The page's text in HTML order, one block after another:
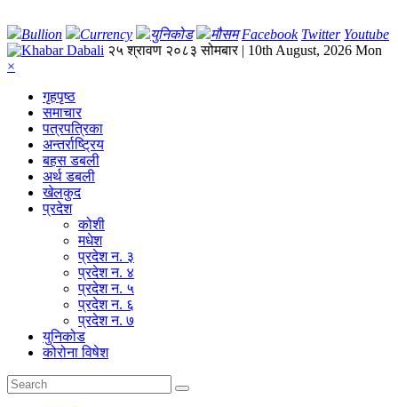
Bullion Currency युनिकोड मौसम Facebook Twitter Youtube
२५ श्रावण २०८३ सोमबार | 10th August, 2026 Mon
×
गृहपृष्‍ठ
समाचार
पत्रपत्रिका
अन्तर्राष्ट्रिय
बहस डबली
अर्थ डबली
खेलकुद
प्रदेश
कोशी
मधेश
प्रदेश न. ३
प्रदेश न. ४
प्रदेश न. ५
प्रदेश न. ६
प्रदेश न. ७
युनिकोड
कोरोना विषेश